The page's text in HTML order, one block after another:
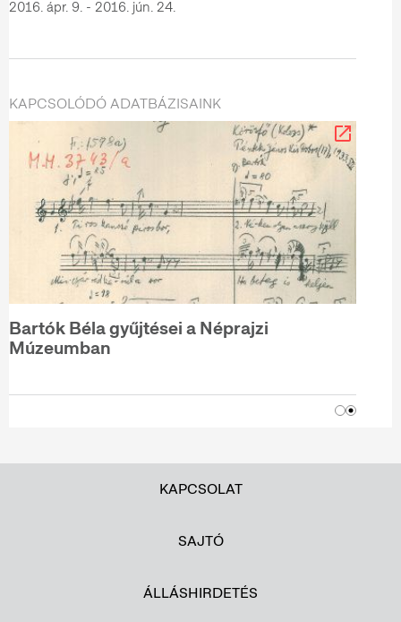
2016. ápr. 9. - 2016. jún. 24.
KAPCSOLÓDÓ ADATBÁZISAINK
Bartók Béla gyűjtései a Néprajzi
Múzeumban
KAPCSOLAT
SAJTÓ
ÁLLÁSHIRDETÉS